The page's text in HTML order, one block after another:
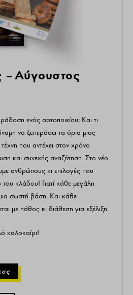
– Αύγουστος
ενός αρτοποιείου; Και τι
να ξεπεράσει τα όρια μιας
που αντέχει στον χρόνο
και συνεχής αναζήτηση. Στο νέο
ανθρώπους κι επιλογές που
κλάδου! Γιατί κάθε μεγάλη
σωστή βάση. Και κάθε
με πάθος κι διάθεση για εξέλιξη.
καλοκαίρι!